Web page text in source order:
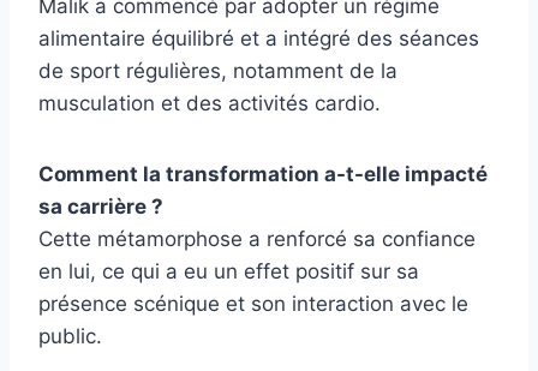
Malik a commencé par adopter un régime
alimentaire équilibré et a intégré des séances
de sport régulières, notamment de la
musculation et des activités cardio.
Comment la transformation a-t-elle impacté
sa carrière ?
Cette métamorphose a renforcé sa confiance
en lui, ce qui a eu un effet positif sur sa
présence scénique et son interaction avec le
public.